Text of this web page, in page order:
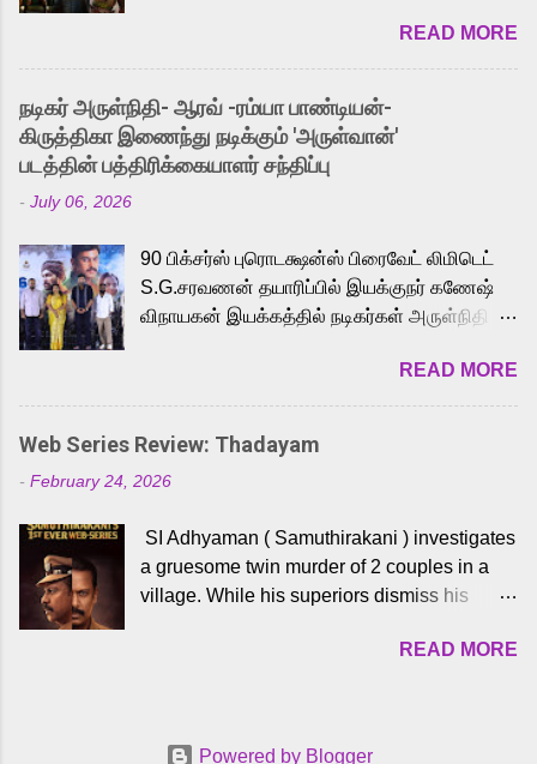
received a lot of love from cult He-Man fans
and offered audiences an exciting glimpse
into the world of Eternia, the recently
released Tamil trailer has also generated
strong excitement among Tamil audiences.
Adding to the growing buzz is the film’s
to the iconic superhero He-Man. Known for
memorable songs like “Behene De” from
Raavan, “Oru Maalai” from Ghajini, and
loved for his versatile voice and strong
command over multiple languages, making
him a strong fit for the legendary character.
cinema, voices the menacing Skeletor
across the Tamil, Malayalam, and Telugu
versions. Joining them is Action King Arjun...
READ MORE
நடிகர் அருள்நிதி- ஆரவ் -ரம்யா பாண்டியன்-
கிருத்திகா இணைந்து நடிக்கும் 'அருள்வான்'
படத்தின் பத்திரிக்கையாளர் சந்திப்பு
- July 06, 2026
90 பிக்சர்ஸ் புரொடக்ஷன்ஸ் பிரைவேட் லிமிடெட்
S.G.சரவணன் தயாரிப்பில் இயக்குநர் கணேஷ்
விநாயகன் இயக்கத்தில் நடிகர்கள் அருள்நிதி -
முக்கிய வேடத்தில் இணைந்து நடித்திருக்கும்
'அருள்வான்' திரைப்படத்தினை
பத்திரிக்கையாளர் சந்திப்பு சென்னையில்
நடைபெற்றது. இயக்குநர் கணேஷ் விநாயகன்
இயக்கத்தில் உருவாகியுள்ள 'அருள்வான்'
வெங்கட், ரம்யா பாண்டியன், வி டி வி கணேஷ் ,
ஜான் விஜய், பேபி கிருத்திகா, 'பருத்திவீரன்'
சரவணன், ஹரிஷ் உத்தமன் உள்ளிட்ட பலர்
செய்திருக்கும் இந்த திரைப்படத்திற்கு ஜீ. வி.
கவனிக்க.. லாரன்ஸ் கிஷோர் படத் தொகுப்பு
READ MORE
Web Series Review: Thadayam
- February 24, 2026
SI Adhyaman ( Samuthirakani ) investigates
a gruesome twin murder of 2 couples in a
village. While his superiors dismiss his
Sshivada ) believes in him and makes him
READ MORE
Powered by Blogger